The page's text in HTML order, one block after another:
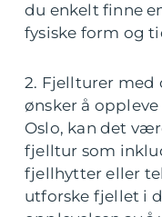
du enkelt finne
fysiske form og
2. Fjellturer med
ønsker å
Oslo, kan det
fjelltur som
fjellhytter eller
utforske fjellet i